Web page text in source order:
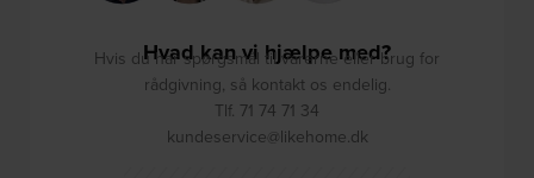
Hvad kan vi hjælpe med?
Hvis du har spørgsmål til varerne eller brug for
rådgivning, så kontakt os endelig.
Tlf. 71 74 71 34
kundeservice@likehome.dk